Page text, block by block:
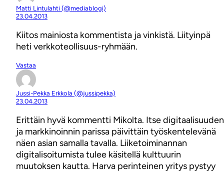
Matti Lintulahti (@mediablogi)
23.04.2013
Kiitos mainiosta kommentista ja vinkistä. Liityinpä
heti verkkoteollisuus-ryhmään.
Vastaa
Jussi-Pekka Erkkola (@jussipekka)
23.04.2013
Erittäin hyvä kommentti Mikolta. Itse digitaalisuuden
ja markkinoinnin parissa päivittäin työskentelevänä
näen asian samalla tavalla. Liiketoiminannan
digitalisoitumista tulee käsitellä kulttuurin
muutoksen kautta. Harva perinteinen yritys pystyy